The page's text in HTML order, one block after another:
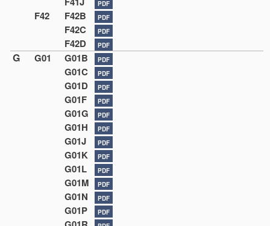
PDF
F42 F42B PDF
F42C PDF
F42D PDF
G G01 G01B PDF
G01C PDF
G01D PDF
G01F PDF
G01G PDF
G01H PDF
G01J PDF
G01K PDF
G01L PDF
G01M PDF
G01N PDF
G01P PDF